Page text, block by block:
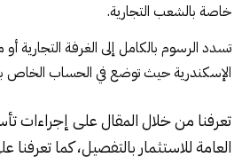
خاصة بالشعب التجارية.
تسدد الرسوم بالكامل إلى الغرفة التجارية
الإسكندرية حيث توضع في الحساب الخاص
تعرفنا من خلال المقال على إجراءات
العامة للاستثمار بالتفصيل، كما تعرفنا